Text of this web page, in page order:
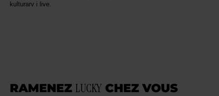
kulturarv i live.
RAMENEZ LUCKY CHEZ VOUS